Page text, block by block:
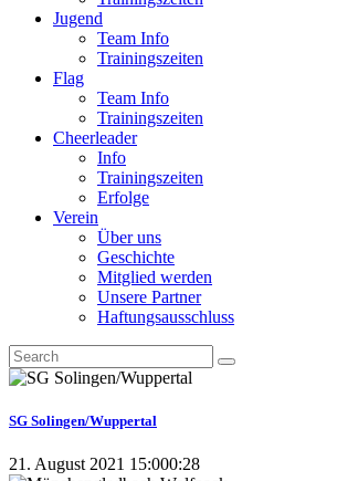
Jugend
Team Info
Trainingszeiten
Flag
Team Info
Trainingszeiten
Cheerleader
Info
Trainingszeiten
Erfolge
Verein
Über uns
Geschichte
Mitglied werden
Unsere Partner
Haftungsausschluss
SG Solingen/Wuppertal
21. August 2021 15:000:28